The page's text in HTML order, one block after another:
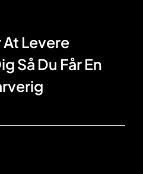
At Levere
Så Du Får En